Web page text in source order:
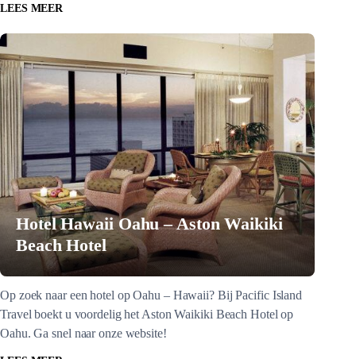
LEES MEER
Hotel Hawaii Oahu – Aston Waikiki
Beach Hotel
Op zoek naar een hotel op Oahu – Hawaii? Bij Pacific Island
Travel boekt u voordelig het Aston Waikiki Beach Hotel op
Oahu. Ga snel naar onze website!